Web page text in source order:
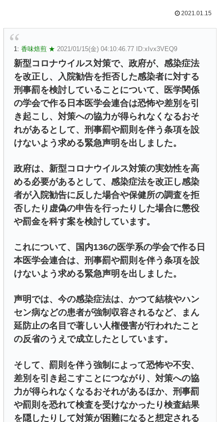
2021.01.15
1: 香味焙煎 ★ 2021/01/15(金) 04:10:46.77 ID:xIvx3VEQ9
新型コロナウイルス対策で、政府が、感染症法
を改正し、入院勧告を拒否した感染者に対する
刑事罰を検討していることについて、医学関係
の学会で作る日本医学会連合は恐怖や差別を引
き起こし、対策への協力が得られなくなるおそ
れがあるとして、刑事罰や罰則を伴う条項を設
けないよう求める緊急声明を出しました。
政府は、新型コロナウイルス対策の実効性を高
める必要があるとして、感染症法を改正し感染
者が入院勧告に反した場合や保健所の調査を拒
否したり虚偽の申告を行ったりした場合に懲役
や罰金を科す案を検討しています。
これについて、国内136の医学系の学会で作る日
本医学会連合は、刑事罰や罰則を伴う条項を設
けないよう求める緊急声明を出しました。
声明では、今の感染症法は、かつて結核やハン
セン病などの患者が強制収容されるなど、まん
延防止の名目で著しい人権侵害が行われたこと
の反省のうえで成立したとしています。
そして、罰則を伴う強制によって恐怖や不安、
差別を引き起こすことにつながり、対策への協
力が得られなくなるおそれがあるほか、刑事罰
や罰則を恐れて検査を受けなかったり検査結果
を隠したりして対策が困難になると想定される